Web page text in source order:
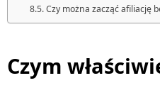
Czy można zacząć afiliację
Czym